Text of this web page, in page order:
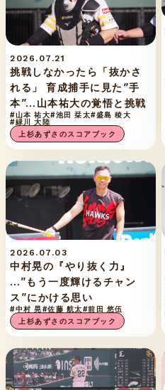
2026.07.21
挑戦しなかったら「抜かさ
れる」 育成捕手に見た”手
本”…山本祐大の覚悟と挑戦
#山本 祐大#池田 栞太#盛島 稜大
#緑川 大陸
上杉あずさのスコアブック
2026.07.03
中村晃の『やり抜く力』
…”もう一度輝けるチャン
ス”にかける思い
#中村 晃#佐藤 航太#前田 悠伍
上杉あずさのスコアブック